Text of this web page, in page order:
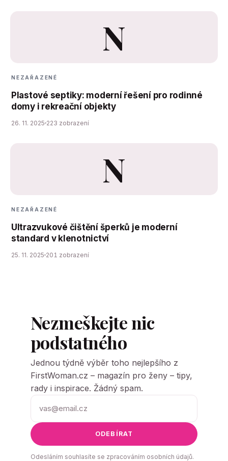
N
NEZAŘAZENÉ
Plastové septiky: moderní řešení pro rodinné
domy i rekreační objekty
26. 11. 2025 223 zobrazení
N
NEZAŘAZENÉ
Ultrazvukové čištění šperků je moderní
standard v klenotnictví
25. 11. 2025 201 zobrazení
Nezmeškejte nic
podstatného
Jednou týdně výběr toho nejlepšího z
FirstWoman.cz – magazín pro ženy – tipy,
rady i inspirace. Žádný spam.
ODEBÍRAT
Odesláním souhlasíte se zpracováním osobních údajů.